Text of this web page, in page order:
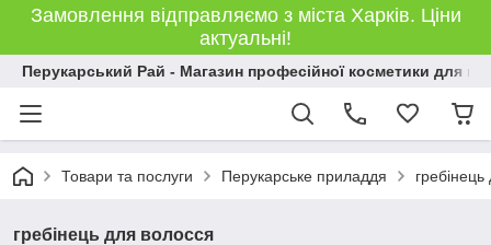
Замовлення відправляємо з міста Харків. Ціни
актуальні!
Перукарський Рай - Магазин професійної косметики для
Товари та послуги Перукарське приладдя
гребінець для волосся